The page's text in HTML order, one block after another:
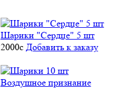
Шарики "Сердце" 5 шт
2000c Добавить к заказу